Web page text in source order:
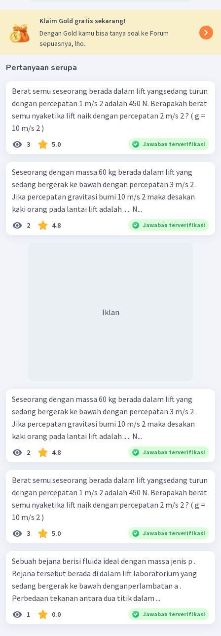
Klaim Gold gratis sekarang!
Dengan Gold kamu bisa tanya soal ke Forum
sepuasnya, lho.
Pertanyaan serupa
Berat semu seseorang berada dalam lift yangsedang turun
dengan percepatan 1 m/s 2 adalah 450 N. Berapakah berat
semu nyaketika lift naik dengan percepatan 2 m/s 2 ? ( g =
10 m/s 2 )
3 5.0 Jawaban terverifikasi
Seseorang dengan massa 60 kg berada dalam lift yang
sedang bergerak ke bawah dengan percepatan 3 m/s 2 .
Jika percepatan gravitasi bumi 10 m/s 2 maka desakan
kaki orang pada lantai lift adalah ..... N...
2 4.8 Jawaban terverifikasi
Iklan
Seseorang dengan massa 60 kg berada dalam lift yang
sedang bergerak ke bawah dengan percepatan 3 m/s 2 .
Jika percepatan gravitasi bumi 10 m/s 2 maka desakan
kaki orang pada lantai lift adalah ..... N...
2 4.8 Jawaban terverifikasi
Berat semu seseorang berada dalam lift yangsedang turun
dengan percepatan 1 m/s 2 adalah 450 N. Berapakah berat
semu nyaketika lift naik dengan percepatan 2 m/s 2 ? ( g =
10 m/s 2 )
3 5.0 Jawaban terverifikasi
Sebuah bejana berisi fluida ideal dengan massa jenis ρ .
Bejana tersebut berada di dalam lift laboratorium yang
sedang bergerak ke bawah denganperlambatan a .
Perbedaan tekanan antara dua titik dalam ...
1 0.0 Jawaban terverifikasi